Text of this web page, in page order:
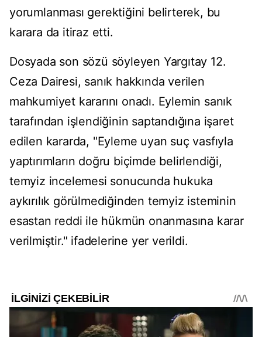
yorumlanması gerektiğini belirterek, bu
karara da itiraz etti.
Dosyada son sözü söyleyen Yargıtay 12.
Ceza Dairesi, sanık hakkında verilen
mahkumiyet kararını onadı. Eylemin sanık
tarafından işlendiğinin saptandığına işaret
edilen kararda, "Eyleme uyan suç vasfıyla
yaptırımların doğru biçimde belirlendiği,
temyiz incelemesi sonucunda hukuka
aykırılık görülmediğinden temyiz isteminin
esastan reddi ile hükmün onanmasına karar
verilmiştir." ifadelerine yer verildi.